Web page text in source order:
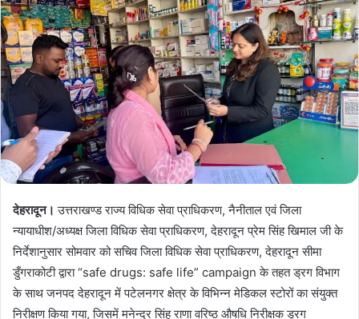
देहरादून। उत्तराखण्ड राज्य विधिक सेवा प्राधिकरण, नैनीताल एवं जिला
न्यायाधीश/अध्यक्ष जिला विधिक सेवा प्राधिकरण, देहरादून प्रेम सिंह खिमाल जी के
निर्देशानुसार सोमवार को सचिव जिला विधिक सेवा प्राधिकरण, देहरादून सीमा
डुँगराकोटी द्वारा “safe drugs: safe life” campaign के तहत ड्रग विभाग
के साथ जनपद देहरादून में पटेलनगर क्षेत्र के विभिन्न मेडिकल स्टोरों का संयुक्त
निरीक्षण किया गया, जिसमें मनेन्द्र सिंह राणा वरिष्ठ औषधि निरीक्षक ड्रग